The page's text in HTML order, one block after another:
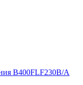
B400FLF230B/A